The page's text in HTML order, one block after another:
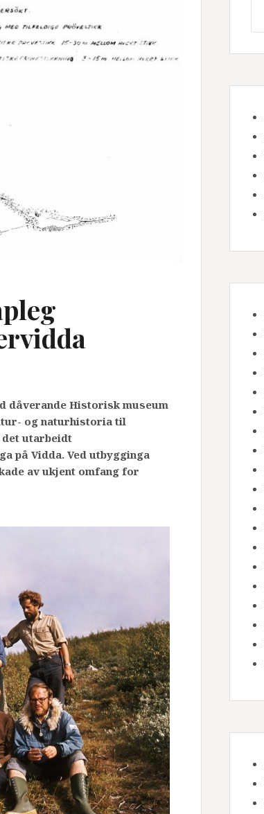
dåverande Historisk museum
og naturhistoria til
det utarbeidt
på Vidda. Ved utbygginga
av ukjent omfang for